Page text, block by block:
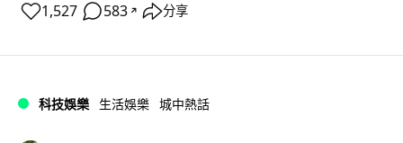
1,527 583 ↗ 分享
科技娛樂 生活娛樂 城中熱話